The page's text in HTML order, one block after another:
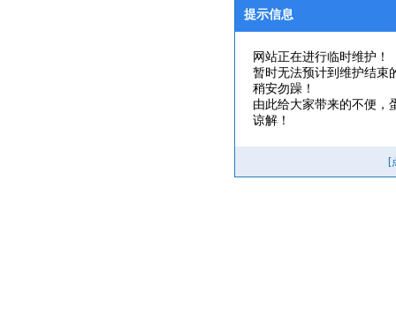
提示信息
网站正在进行临时维护！
暂时无法预计到维护结束
稍安勿躁！
由此给大家带来的不便，
谅解！
[